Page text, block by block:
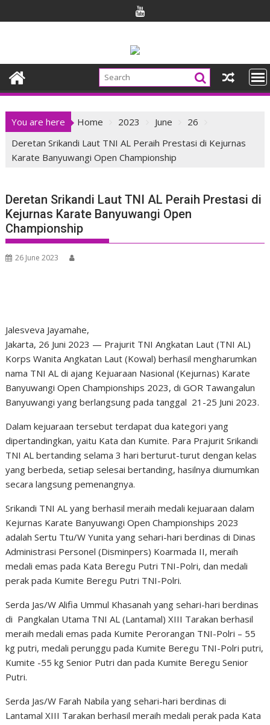
to
You are here Home 2023 June
26
Deretan Srikandi Laut TNI AL Peraih Prestasi di Kejurnas
Karate Banyuwangi Open Championship
Deretan Srikandi Laut TNI AL Peraih Prestasi di
Kejurnas Karate Banyuwangi Open
Championship
26 June 2023
Jalesveva Jayamahe,
Jakarta, 26 Juni 2023 — Prajurit TNI Angkatan Laut (TNI AL)
Korps Wanita Angkatan Laut (Kowal) berhasil mengharumkan
nama TNI AL di ajang Kejuaraan Nasional (Kejurnas) Karate
Banyuwangi Open Championships 2023, di GOR Tawangalun
Banyuwangi yang berlangsung pada tanggal 21-25 Juni 2023.
Dalam kejuaraan tersebut terdapat dua kategori yang
dipertandingkan, yaitu Kata dan Kumite. Para Prajurit Srikandi
TNI AL bertanding selama 3 hari berturut-turut dengan kelas
yang berbeda, setiap selesai bertanding, hasilnya diumumkan
secara langsung pemenangnya.
Srikandi TNI AL yang berhasil meraih medali kejuaraan dalam
Kejurnas Karate Banyuwangi Open Championships 2023
adalah Sertu Ttu/W Yunita yang sehari-hari berdinas di Dinas
Administrasi Personel (Disminpers) Koarmada II, meraih
medali emas pada Kata Beregu Putri TNI-Polri, dan medali
perak pada Kumite Beregu Putri TNI-Polri.
Serda Jas/W Alifia Ummul Khasanah yang sehari-hari berdinas
di Pangkalan Utama TNI AL (Lantamal) XIII Tarakan berhasil
meraih medali emas pada Kumite Perorangan TNI-Polri – 55
kg putri, medali perunggu pada Kumite Beregu TNI-Polri putri,
Kumite -55 kg Senior Putri dan pada Kumite Beregu Senior
Putri.
Serda Jas/W Farah Nabila yang sehari-hari berdinas di
Lantamal XIII Tarakan berhasil meraih medali perak pada Kata